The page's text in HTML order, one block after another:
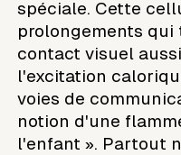
spéciale. Cette
prolongements
contact visuel
l'excitation
voies de
notion d'une
l'enfant ». Partout